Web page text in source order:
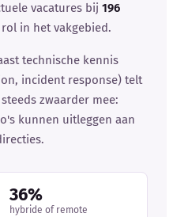
vacatures bij 196
in het vakgebied.
technische kennis
incident response) telt
zwaarder mee:
kunnen uitleggen aan
36%
hybride of remote